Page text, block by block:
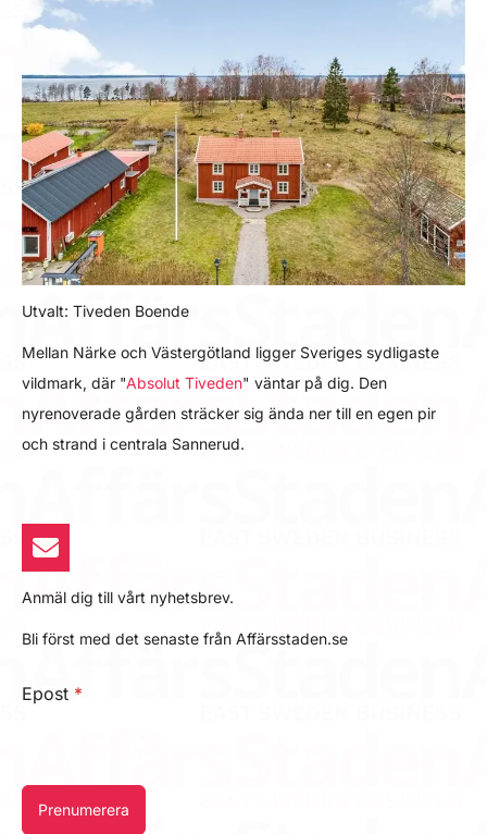
Utvalt: Tiveden Boende
Mellan Närke och Västergötland ligger Sveriges sydligaste
vildmark, där "Absolut Tiveden" väntar på dig. Den
nyrenoverade gården sträcker sig ända ner till en egen pir
och strand i centrala Sannerud.
Anmäl dig till vårt nyhetsbrev.
Bli först med det senaste från Affärsstaden.se
Epost *
Prenumerera